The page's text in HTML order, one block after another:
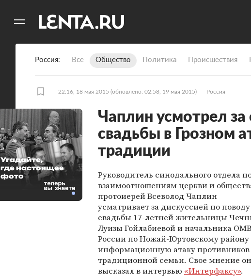
Россия Все Общество Политика Происшествия
22:16, 18 мая 2015 (обновлено: 02:58, 19 мая 2015) Россия
Чаплин усмотрел
свадьбы в Грозном
традиции
Руководитель синодального отдела
взаимоотношениям церкви и
протоиерей Всеволод Чаплин
усматривает за дискуссией по поводу
свадьбы 17-летней жительницы
Луизы Гойлабиевой и начальника
России по Ножай-Юртовскому району
информационную атаку противников
традиционной семьи. Свое мнение он
высказал в интервью «Интерфаксу».
Угадайте,
где настоящее
фото